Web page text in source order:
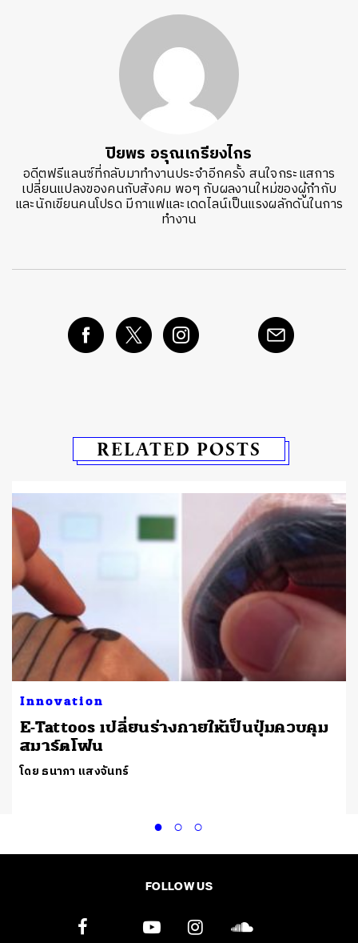
ปิยพร อรุณเกรียงไกร
อดีตฟรีแลนซ์ที่กลับมาทำงานประจำอีกครั้ง สนใจกระแสการ
เปลี่ยนแปลงของคนกับสังคม พอๆ กับผลงานใหม่ของผู้กำกับ
และนักเขียนคนโปรด มีกาแฟและเดดไลน์เป็นแรงผลักดันในการ
ทำงาน
RELATED POSTS
Innovation
E-Tattoos เปลี่ยนร่างกายให้เป็นปุ่มควบคุม
สมาร์ตโฟน
โดย ธนาภา แสงจันทร์
FOLLOW US